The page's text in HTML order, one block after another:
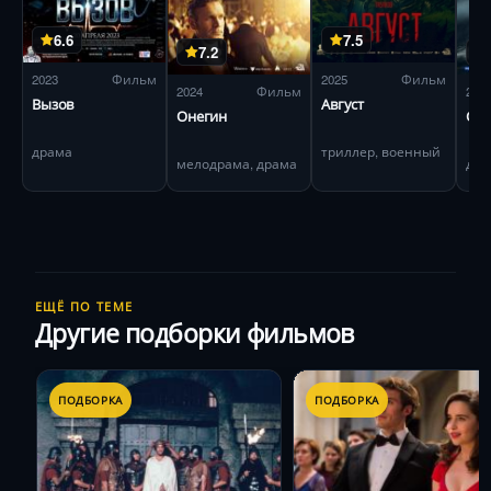
6.6
2023 Фильм
Вызов
драма
7.2
2024 Фильм
Онегин
мелодрама, драма
7.5
2025 Фильм
Август
триллер, военный
2023
ЕЩЁ ПО ТЕМЕ
Другие подборки фильмов
ПОДБОРКА ПОДБОРКА